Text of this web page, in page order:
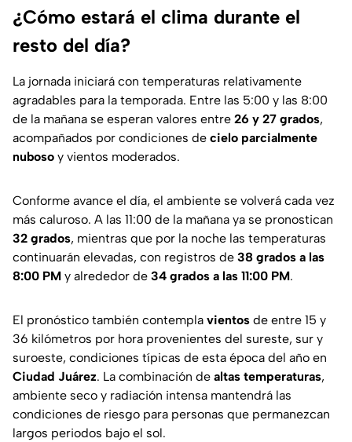
¿Cómo estará el clima durante el
resto del día?
La jornada iniciará con temperaturas relativamente
agradables para la temporada. Entre las 5:00 y las 8:00
de la mañana se esperan valores entre 26 y 27 grados,
acompañados por condiciones de cielo parcialmente
nuboso y vientos moderados.
Conforme avance el día, el ambiente se volverá cada vez
más caluroso. A las 11:00 de la mañana ya se pronostican
32 grados, mientras que por la noche las temperaturas
continuarán elevadas, con registros de 38 grados a las
8:00 PM y alrededor de 34 grados a las 11:00 PM.
El pronóstico también contempla vientos de entre 15 y
36 kilómetros por hora provenientes del sureste, sur y
suroeste, condiciones típicas de esta época del año en
Ciudad Juárez. La combinación de altas temperaturas,
ambiente seco y radiación intensa mantendrá las
condiciones de riesgo para personas que permanezcan
largos periodos bajo el sol.